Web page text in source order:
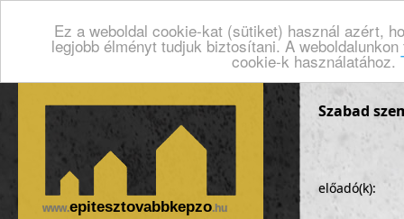
Ez a weboldal cookie-kat (sütiket) használ azért,
legjobb élményt tudjuk biztosítani. A
cookie-k használatához.
www.epitesztovabbkepzo.hu
Szabad
előadó(k):